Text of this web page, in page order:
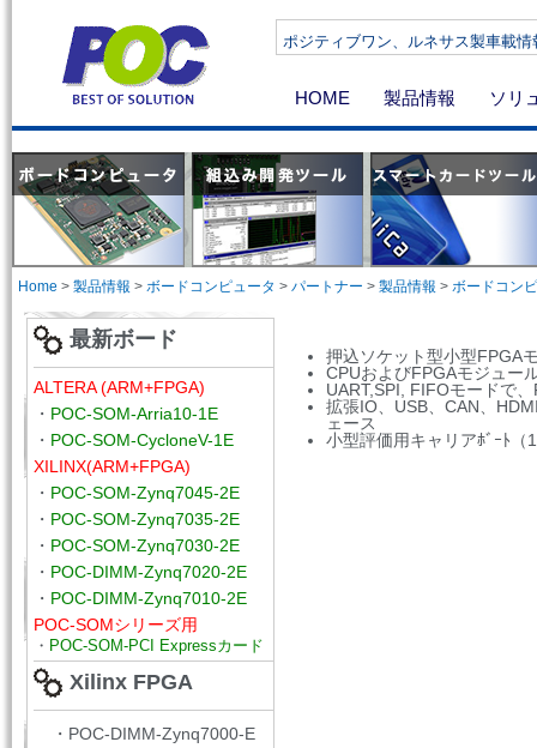
ポジティブワン、ルネサス製車載
HOME 製品情報 ソリ
Home > 製品情報 > ボードコンピュータ > パートナー > 製品情報 > ボードコン
最新ボード
ALTERA (ARM+FPGA)
・ POC-SOM-Arria10-1E
・ POC-SOM-CycloneV-1E
XILINX(ARM+FPGA)
・ POC-SOM-Zynq7045-2E
・ POC-SOM-Zynq7035-2E
・ POC-SOM-Zynq7030-2E
・ POC-DIMM-Zynq7020-2E
・ POC-DIMM-Zynq7010-2E
POC-SOMシリーズ用
・ POC-SOM-PCI Expressカード
Xilinx FPGA
・POC-DIMM-Zynq7000-E
押込ソケット型小型FPGA
CPUおよびFPGAモジュー
UART,SPI, FIFOモードで
拡張IO、USB、CAN、
ェース
小型評価用キャリアﾎﾞｰﾄ